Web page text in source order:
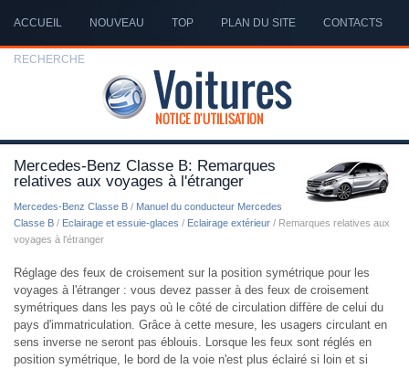
ACCUEIL NOUVEAU TOP PLAN DU SITE CONTACTS
RECHERCHE
Mercedes-Benz Classe B: Remarques
relatives aux voyages à l'étranger
Mercedes-Benz Classe B / Manuel du conducteur Mercedes
Classe B / Eclairage et essuie-glaces / Eclairage extérieur / Remarques relatives aux
voyages à l'étranger
Réglage des feux de croisement sur la position symétrique pour les
voyages à l'étranger : vous devez passer à des feux de croisement
symétriques dans les pays où le côté de circulation diffère de celui du
pays d'immatriculation. Grâce à cette mesure, les usagers circulant en
sens inverse ne seront pas éblouis. Lorsque les feux sont réglés en
position symétrique, le bord de la voie n'est plus éclairé si loin et si